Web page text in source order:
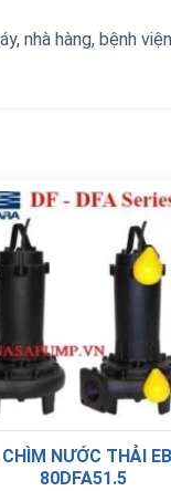
nhà hàng, bệnh
NƯỚC THẢI
80DFA51.5